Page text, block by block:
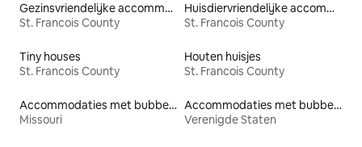
Gezinsvriendelijke accommodaties
St. Francois County
Huisdiervriendelijke accommodaties
St. Francois County
Tiny houses
St. Francois County
Houten huisjes
St. Francois County
Accommodaties met bubbelbad
Missouri
Accommodaties met bubbelbad
Verenigde Staten